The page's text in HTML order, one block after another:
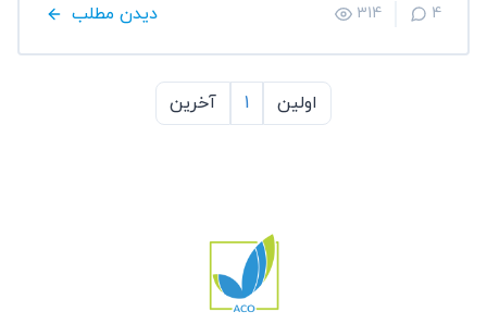
دیدن مطلب 314 4
اولین 1 آخرین